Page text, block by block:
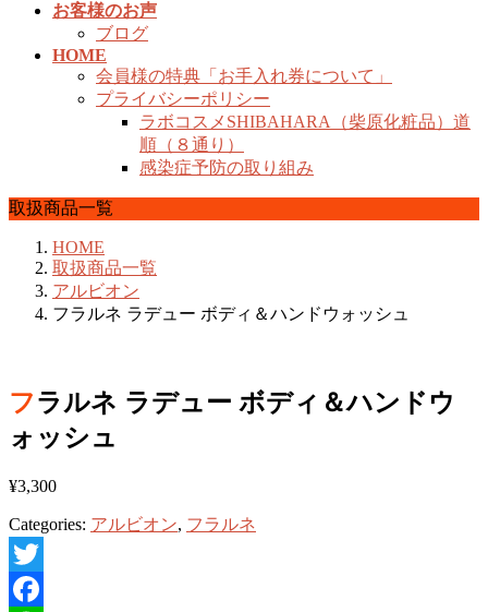
お客様のお声
ブログ
HOME
会員様の特典「お手入れ券について」
プライバシーポリシー
ラボコスメSHIBAHARA（柴原化粧品）道
順（８通り）
感染症予防の取り組み
取扱商品一覧
HOME
取扱商品一覧
アルビオン
フラルネ ラデュー ボディ＆ハンドウォッシュ
フラルネ ラデュー ボディ＆ハンドウ
ォッシュ
¥3,300
Categories: アルビオン, フラルネ
Twitter